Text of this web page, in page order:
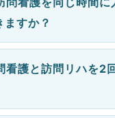
すか？
看護と訪問リハを2